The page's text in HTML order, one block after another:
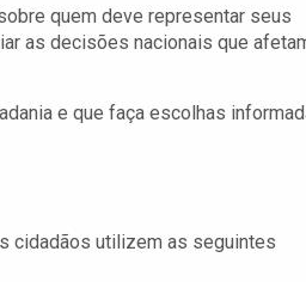
quem deve representar seus
as decisões nacionais que
e que faça escolhas
cidadãos utilizem as seguintes